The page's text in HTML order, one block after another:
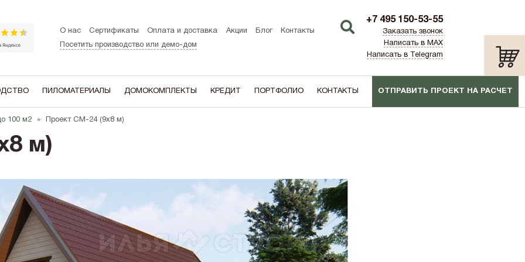
О нас Сертификаты Оплата и доставка Акции Блог
Контакты
Посетить производство или демо-дом
+7 495 150-53-55
Заказать звонок
Написать в MAX
Написать в Telegram
ЭТАЖНОСТЬ
Одноэтажные
В ДОМЕ ЕСТЬ
Котельная
Эркер
Второй свет
Балкон
Хай-тек
ПИЛОМАТЕРИАЛЫ ДОМОКОМПЛЕКТЫ КРЕДИТ ПОРТФОЛИО КОНТАКТЫ ОТПРАВИТЬ ПРОЕКТ НА РАСЧЕТ
100 м2 Проект СМ-24 (9х8 м)
м)